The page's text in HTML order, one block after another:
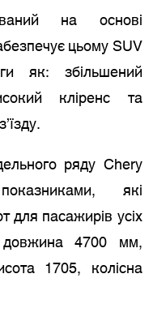
на основі
цьому SUV
як: збільшений
кліренс та
ряду Chery
які
для пасажирів усіх
довжина 4700 мм,
1705, колісна